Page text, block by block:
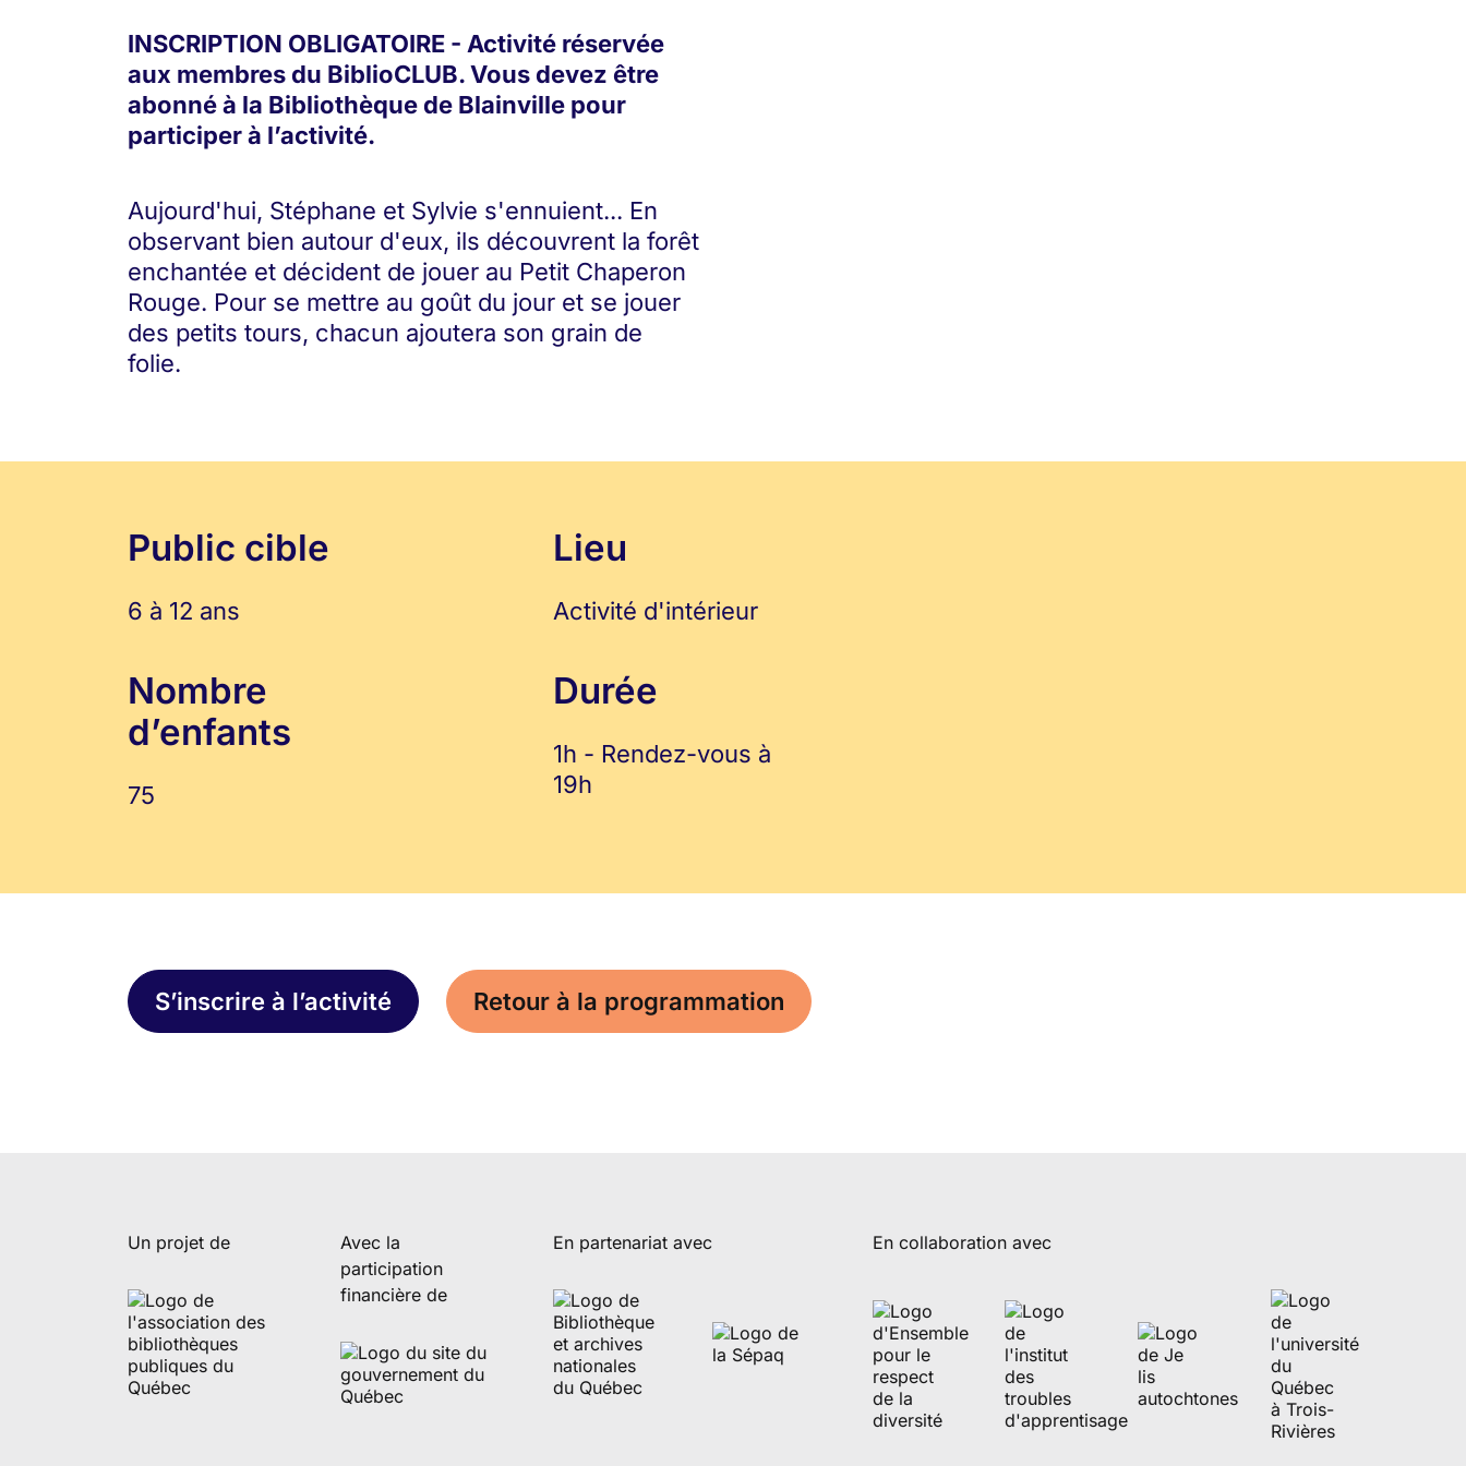
INSCRIPTION OBLIGATOIRE - Activité réservée
aux membres du BiblioCLUB. Vous devez être
abonné à la Bibliothèque de Blainville pour
participer à l’activité.
Aujourd'hui, Stéphane et Sylvie s'ennuient... En
observant bien autour d'eux, ils découvrent la forêt
enchantée et décident de jouer au Petit Chaperon
Rouge. Pour se mettre au goût du jour et se jouer
des petits tours, chacun ajoutera son grain de
folie.
Public cible
6 à 12 ans
Nombre
d’enfants
75
Lieu
Activité d'intérieur
Durée
1h - Rendez-vous à
19h
S’inscrire à l’activité Retour à la programmation
Un projet de
Avec la
participation
financière de
En partenariat avec En collaboration avec